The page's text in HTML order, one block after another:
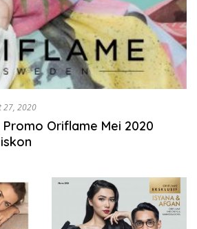
27, 2020
Oriflame Mei 2020